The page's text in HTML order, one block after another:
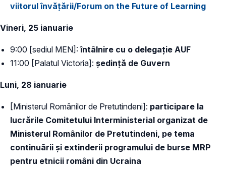
viitorul învățării/Forum on the Future of Learning
Vineri, 25 ianuarie
9:00 [sediul MEN]:întâlnire cu o delegație AUF
11:00 [Palatul Victoria]: ședință de Guvern
Luni, 28 ianuarie
[Ministerul Românilor de Pretutindeni]: participare la
lucrările Comitetului Interministerial organizat de
Ministerul Românilor de Pretutindeni, pe tema
continuării și extinderii programului de burse MRP
pentru etnicii români din Ucraina